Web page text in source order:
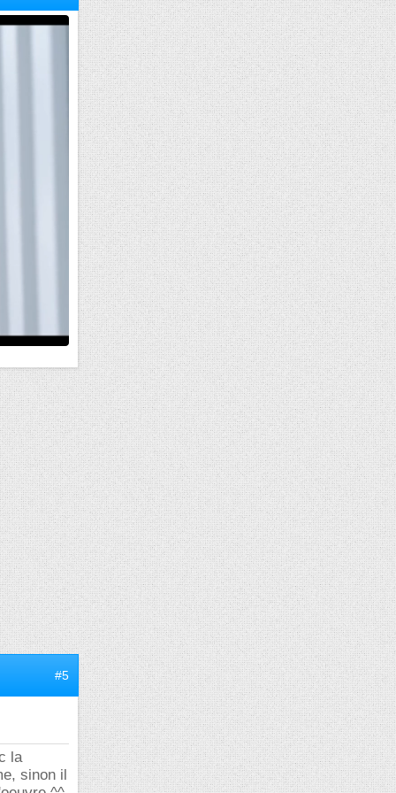
#5
la
sinon il